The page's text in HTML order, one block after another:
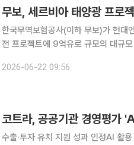
무보, 세르비아 태양광 프로
한국무역보험공사(이하 무보)가 현
전 프로젝트에 9억유로 규모의 대규
2026-06-22 09:56
수출·투자 유치 지원 성과 인정AI 활